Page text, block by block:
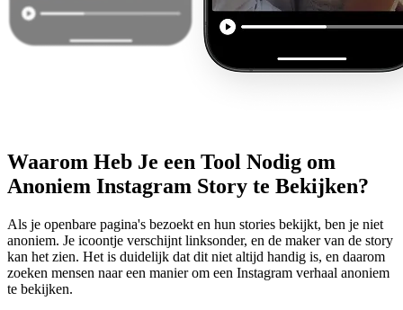
Waarom Heb Je een Tool Nodig om
Anoniem Instagram Story te Bekijken?
Als je openbare pagina's bezoekt en hun stories bekijkt, ben je niet
anoniem. Je icoontje verschijnt linksonder, en de maker van de story
kan het zien. Het is duidelijk dat dit niet altijd handig is, en daarom
zoeken mensen naar een manier om een Instagram verhaal anoniem
te bekijken.